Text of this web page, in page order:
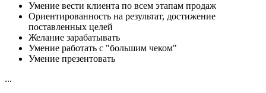
Умение вести клиента по всем этапам продаж
Ориентированность на результат, достижение
поставленных целей
Желание зарабатывать
Умение работать с "большим чеком"
Умение презентовать
...